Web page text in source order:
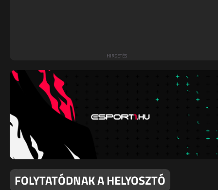
FOLYTATÓDNAK A HELYOSZTÓ